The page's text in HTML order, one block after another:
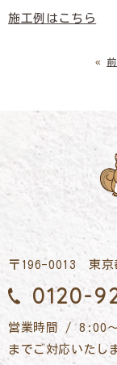
施工例はこちら
«
〒196-0013 東京
0120-
営業時間 / 8:00～
までご対応いたし